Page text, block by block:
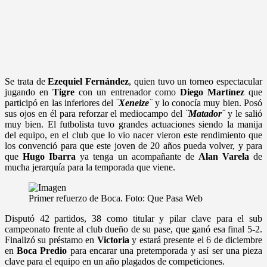
Se trata deEzequiel Fernández, quien tuvo un torneo espectacular
jugando enTigre con un entrenador como Diego Martínezque
participó en las inferiores del ¨Xeneize¨y lo conocía muy bien. Posó
sus ojos en él para reforzar el mediocampo del ¨Matador¨y le salió
muy bien. El futbolista tuvo grandes actuaciones siendo la manija
del equipo, en el club que lo vio nacer vieron este rendimiento que
los convenció para que este joven de 20 años pueda volver, y para
queHugo Ibarra ya tenga un acompañante de Alan Varela de
mucha jerarquía para la temporada que viene.
Primer refuerzo de Boca. Foto: Que Pasa Web
Disputó 42 partidos, 38 como titular y pilar clave para el sub
campeonato frente al club dueño de su pase, que ganó esa final 5-2.
Finalizó su préstamo en Victoria y estará presente el 6 de diciembre
enBoca Predio para encarar una pretemporada y así ser una pieza
clave para el equipo en un año plagados de competiciones.